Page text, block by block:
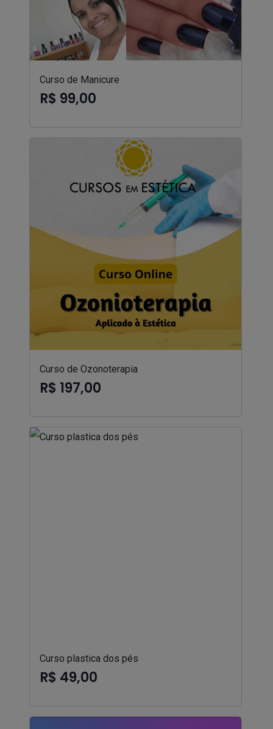
Curso de Manicure
R$ 99,00
Curso de Ozonoterapia
R$ 197,00
Curso plastica dos pés
R$ 49,00